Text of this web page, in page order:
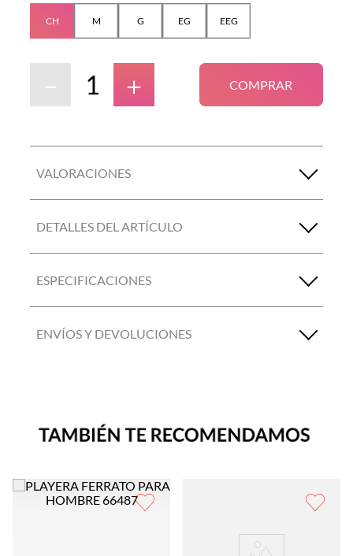
CH M G EG EEG
＋
－ COMPRAR
VALORACIONES
DETALLES DEL ARTÍCULO
ESPECIFICACIONES
ENVÍOS Y DEVOLUCIONES